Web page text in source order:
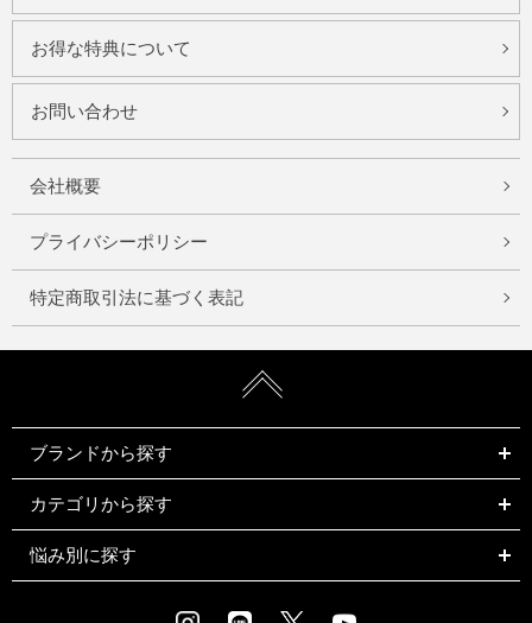
お得な特典について
お問い合わせ
会社概要
プライバシーポリシー
特定商取引法に基づく表記
ブランドから探す
カテゴリから探す
悩み別に探す
InstagramLINE X